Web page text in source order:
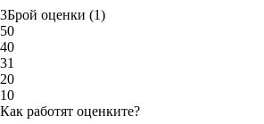
3Брой оценки (1)
50
40
31
20
10
Как работят оценките?